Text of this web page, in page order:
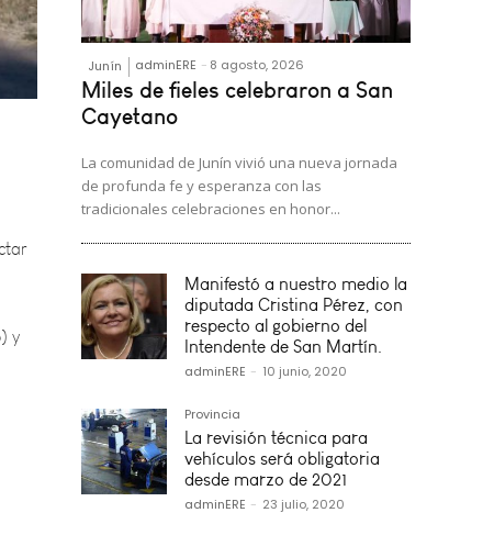
Junín adminERE - 8 agosto, 2026
Miles de fieles celebraron a San
Cayetano
La comunidad de Junín vivió una nueva jornada
de profunda fe y esperanza con las
tradicionales celebraciones en honor...
Manifestó a nuestro medio la
diputada Cristina Pérez, con
respecto al gobierno del
Intendente de San Martín.
adminERE - 10 junio, 2020
Provincia
La revisión técnica para
vehículos será obligatoria
desde marzo de 2021
adminERE - 23 julio, 2020